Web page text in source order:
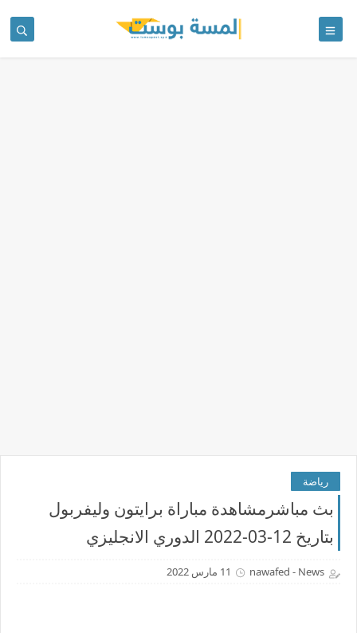
رياضة
بث مباشرمشاهدة مباراة برايتون وليفربول
بتاريخ 12-03-2022 الدوري الانجليزي
nawafed - News 11 مارس 2022